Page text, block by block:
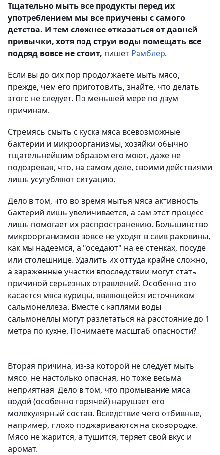
Тщательно мыть все продукты перед их
употреблением мы все приучены с самого
детства. И тем сложнее отказаться от давней
привычки, хотя под струи воды помещать все
подряд вовсе не стоит, пишет Рамблер.
Если вы до сих пор продолжаете мыть мясо,
прежде, чем его приготовить, знайте, что делать
этого не следует. По меньшей мере по двум
причинам.
Стремясь смыть с куска мяса всевозможные
бактерии и микроорганизмы, хозяйки обычно
тщательнейшим образом его моют, даже не
подозревая, что, на самом деле, своими действиями
лишь усугубляют ситуацию.
Дело в том, что во время мытья мяса активность
бактерий лишь увеличивается, а сам этот процесс
лишь помогает их распространению. Большинство
микроорганизмов вовсе не уходят в слив раковины,
как мы надеемся, а "оседают" на ее стенках, посуде
или столешнице. Удалить их оттуда крайне сложно,
а зараженные участки впоследствии могут стать
причиной серьезных отравлений. Особенно это
касается мяса курицы, являющейся источником
сальмонеллеза. Вместе с каплями воды
сальмонеллы могут разлетаться на расстояние до 1
метра по кухне. Понимаете масштаб опасности?
Вторая причина, из-за которой не следует мыть
мясо, не настолько опасная, но тоже весьма
неприятная. Дело в том, что промывание мяса
водой (особенно горячей) нарушает его
молекулярный состав. Вследствие чего отбивные,
например, плохо поджариваются на сковородке.
Мясо не жарится, а тушится, теряет свой вкус и
аромат.